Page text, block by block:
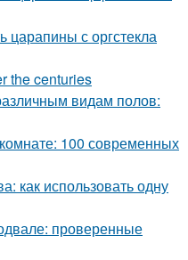
царапины с оргстекла
the centuries
видам полов:
100 современных
как использовать одну
проверенные